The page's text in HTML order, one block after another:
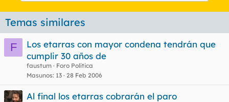
Temas similares
F
Los etarras con mayor condena tendrán que
cumplir 30 años de
faustum
Foro Política
Masunos 13 28 Feb 2006
Al final los etarras cobrarán el paro